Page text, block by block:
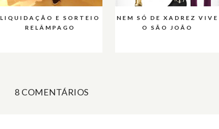
LIQUIDAÇÃO E SORTEIO
RELÂMPAGO
NEM SÓ DE XADREZ VIVE
O SÃO JOÃO
8 COMENTÁRIOS